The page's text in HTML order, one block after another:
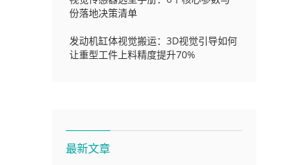
份落地决策清单
发动机缸体视觉搬运：3D视觉引导如何
让重型工件上料精度提升70%
最新文章